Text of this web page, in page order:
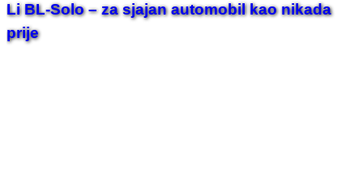
Li BL-Solo – za sjajan automobil kao nikada
prije